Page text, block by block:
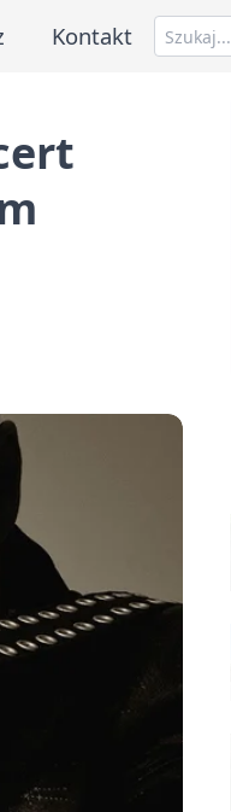
Kontakt